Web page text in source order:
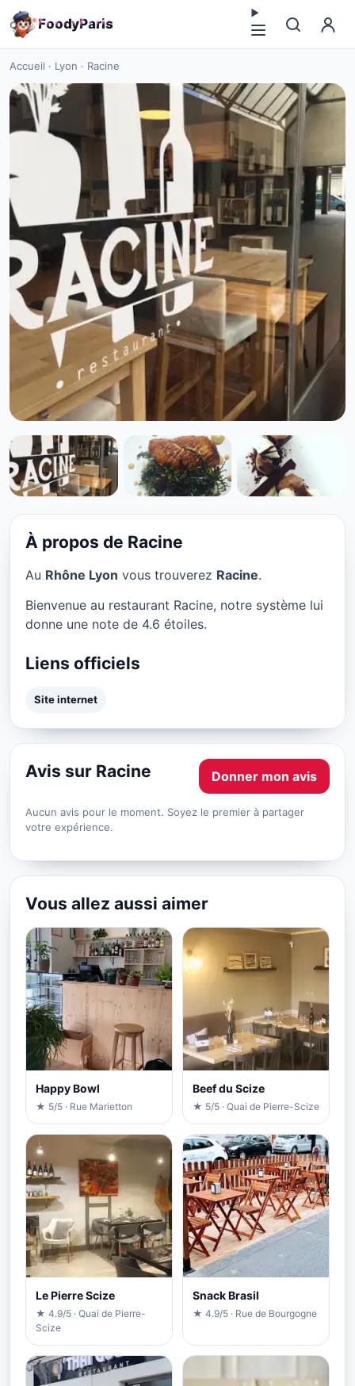
FoodyParis
Accueil · Lyon · Racine
RESTAURANT
Racine à Lyon
★ 4.6/5
À propos de Racine
Au Rhône Lyon vous trouverez Racine.
Bienvenue au restaurant Racine, notre système lui
donne une note de 4.6 étoiles.
Liens officiels
Site internet
Avis sur Racine Donner mon avis
Aucun avis pour le moment. Soyez le premier à partager
votre expérience.
Vous allez aussi aimer
Happy Bowl
★ 5/5 · Rue Marietton
Beef du Scize
★ 5/5 · Quai de Pierre-Scize
Le Pierre Scize
★ 4.9/5 · Quai de Pierre-
Scize
Snack Brasil
★ 4.9/5 · Rue de Bourgogne